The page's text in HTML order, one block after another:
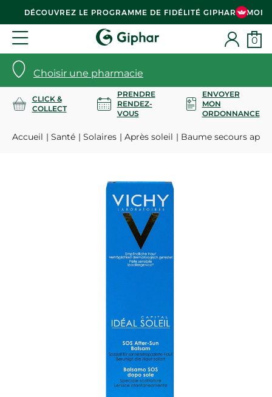
DÉCOUVREZ LE PROGRAMME DE FIDÉLITÉ GIPHAR & MOI
Choisir une pharmacie
0
CLICK &
COLLECT
PRENDRE
RENDEZ-
VOUS
ENVOYER
MON
ORDONNANCE
Accueil Santé Solaires Après soleil Baume secours